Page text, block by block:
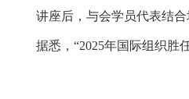
讲座后，与会学员代表结
据悉，“2025年国际组织胜